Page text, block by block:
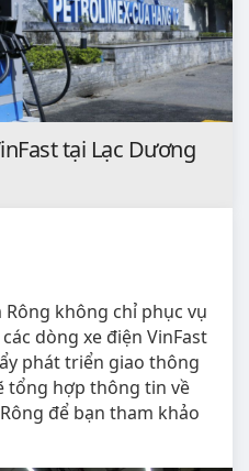
tại Lạc Dương
không chỉ phục vụ
dòng xe điện VinFast
phát triển giao thông
tổng hợp thông tin về
để bạn tham khảo